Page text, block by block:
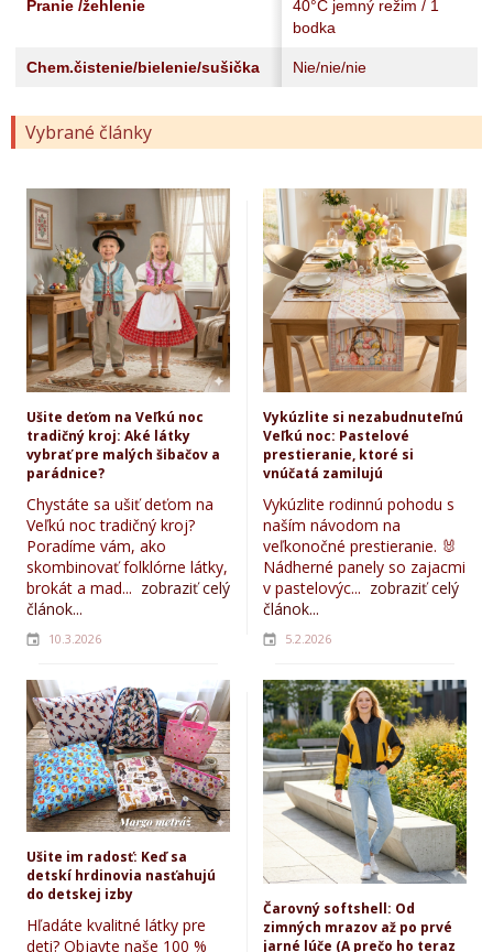
Pranie /žehlenie
40°C jemný režim / 1
bodka
Chem.čistenie/bielenie/sušička Nie/nie/nie
Vybrané články
Ušite deťom na Veľkú noc
tradičný kroj: Aké látky
vybrať pre malých šibačov a
parádnice?
Chystáte sa ušiť deťom na
Veľkú noc tradičný kroj?
Poradíme vám, ako
skombinovať folklórne látky,
brokát a mad... zobraziť celý
článok...
10.3.2026
Vykúzlite si nezabudnuteľnú
Veľkú noc: Pastelové
prestieranie, ktoré si
vnúčatá zamilujú
Vykúzlite rodinnú pohodu s
naším návodom na
veľkonočné prestieranie. 🐰
Nádherné panely so zajacmi
v pastelovýc... zobraziť celý
článok...
5.2.2026
Ušite im radosť: Keď sa
detskí hrdinovia nasťahujú
do detskej izby
Hľadáte kvalitné látky pre
deti? Objavte naše 100 %
Čarovný softshell: Od
zimných mrazov až po prvé
jarné lúče (A prečo ho teraz